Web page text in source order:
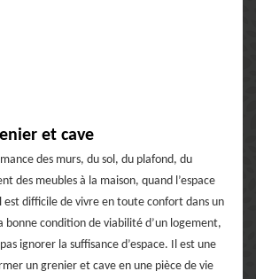
et cave
des murs, du sol, du plafond, du
des meubles à la maison, quand l’espace
est difficile de vivre en toute confort dans un
bonne condition de viabilité d’un logement,
ignorer la suffisance d’espace. Il est une
un grenier et cave en une pièce de vie